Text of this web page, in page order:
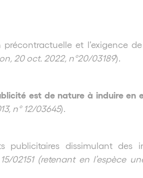
précontractuelle et l’exigence
20 oct. 2022, n°20/03189).
est de nature à induire en
n° 12/03645).
dissimulant des
02151 (retenant en l’espèce